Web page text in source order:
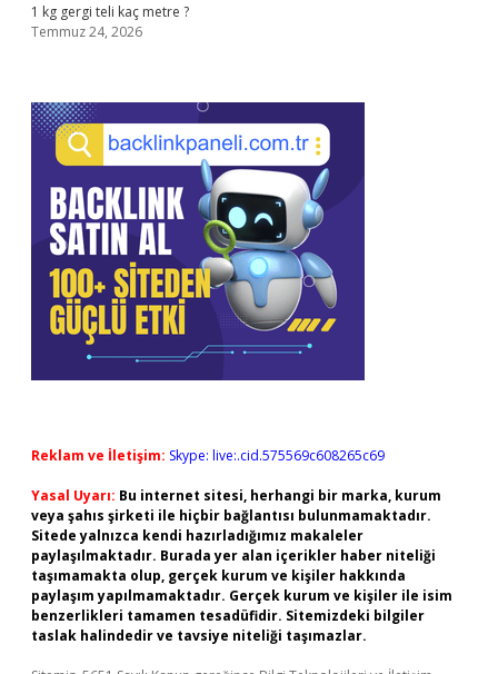
1 kg gergi teli kaç metre ?
Temmuz 24, 2026
Reklam ve İletişim: Skype: live:.cid.575569c608265c69
Yasal Uyarı: Bu internet sitesi, herhangi bir marka, kurum
veya şahıs şirketi ile hiçbir bağlantısı bulunmamaktadır.
Sitede yalnızca kendi hazırladığımız makaleler
paylaşılmaktadır. Burada yer alan içerikler haber niteliği
taşımamakta olup, gerçek kurum ve kişiler hakkında
paylaşım yapılmamaktadır. Gerçek kurum ve kişiler ile isim
benzerlikleri tamamen tesadüfidir. Sitemizdeki bilgiler
taslak halindedir ve tavsiye niteliği taşımazlar.